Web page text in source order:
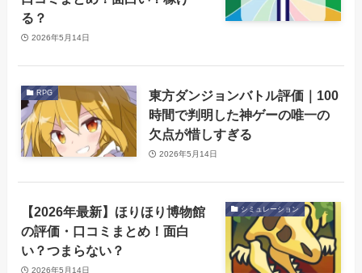
る？
2026年5月14日
RPG
東方ダンジョンバトル評価｜100
時間で判明した神ゲーの唯一の
欠点が惜しすぎる
2026年5月14日
シミュレーション
【2026年最新】ほりほり博物館
の評価・口コミまとめ！面白
い？つまらない？
2026年5月14日